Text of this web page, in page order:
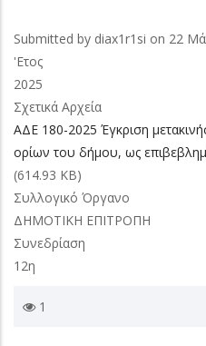
Submitted by diax1r1si on 22
'Ετος
2025
Σχετικά Αρχεία
AΔE 180-2025 Έγκριση
ορίων του δήμου, ως
(614.93 KB)
Συλλογικό Όργανο
ΔΗΜΟΤΙΚΗ ΕΠΙΤΡΟΠΗ
Συνεδρίαση
12η
1